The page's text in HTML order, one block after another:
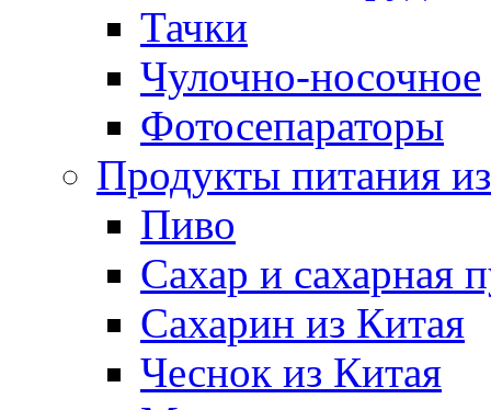
Тачки
Чулочно-носочное
Фотосепараторы
Продукты питания
Пиво
Сахар и сахарная
Сахарин из Китая
Чеснок из Китая